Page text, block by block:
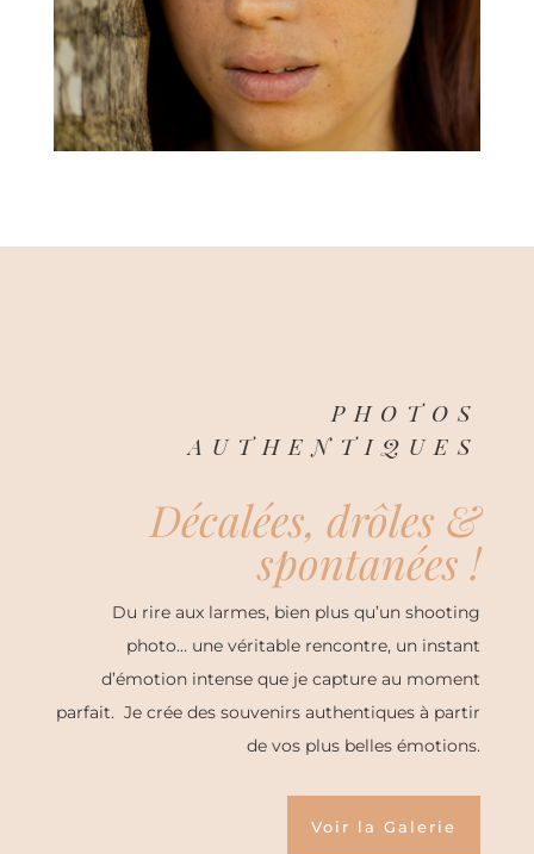
PHOTOS
AUTHENTIQUES
Décalées, drôles &
spontanées !
Du rire aux larmes, bien plus qu’un shooting
photo… une véritable rencontre, un instant
d’émotion intense que je capture au moment
parfait. Je crée des souvenirs authentiques à partir
de vos plus belles émotions.
Voir la Galerie